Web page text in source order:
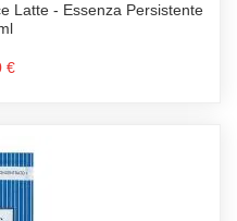
Latte - Essenza Persistente
€